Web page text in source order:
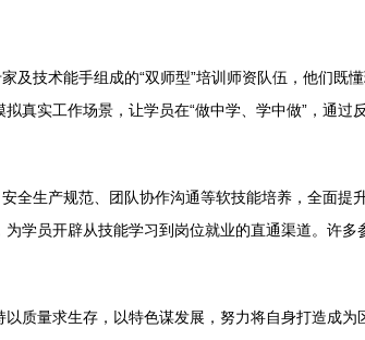
及技术能手组成的“双师型”培训师资队伍，他们既
真实工作场景，让学员在“做中学、学中做”，通过
全生产规范、团队协作沟通等软技能培养，全面提
学员开辟从技能学习到岗位就业的直通渠道。许多
质量求生存，以特色谋发展，努力将自身打造成为